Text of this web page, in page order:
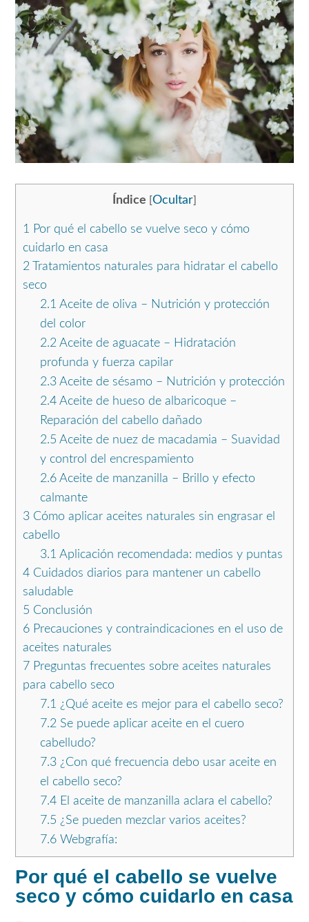
Índice Ocultar
1 Por qué el cabello se vuelve seco y cómo
cuidarlo en casa
2 Tratamientos naturales para hidratar el cabello
seco
2.1 Aceite de oliva – Nutrición y protección
del color
2.2Aceite de aguacate – Hidratación
profunda y fuerza capilar
2.3Aceite de sésamo – Nutrición y protección
2.4Aceite de hueso de albaricoque –
Reparación del cabello dañado
2.5 Aceite de nuez de macadamia – Suavidad
y control del encrespamiento
2.6Aceite de manzanilla – Brillo y efecto
calmante
3 Cómo aplicar aceites naturales sin engrasar el
cabello
3.1 Aplicación recomendada: medios y puntas
4 Cuidados diarios para mantener un cabello
saludable
5 Conclusión
6 Precauciones y contraindicaciones en el uso de
aceites naturales
7 Preguntas frecuentes sobre aceites naturales
para cabello seco
7.1 ¿Qué aceite es mejor para el cabello seco?
7.2Se puede aplicar aceite en el cuero
cabelludo?
7.3¿Con qué frecuencia debo usar aceite en
el cabello seco?
7.4El aceite de manzanilla aclara el cabello?
7.5 ¿Se pueden mezclar varios aceites?
7.6Webgrafía:
Por qué el cabello se vuelve
seco y cómo cuidarlo en casa